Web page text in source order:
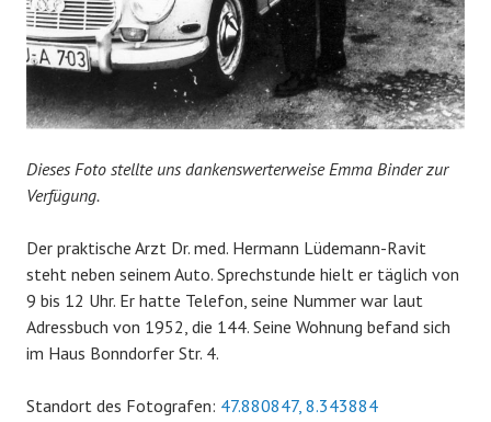
Dieses Foto stellte uns dankenswerterweise Emma Binder zur
Verfügung.
Der praktische Arzt Dr. med. Hermann Lüdemann-Ravit
steht neben seinem Auto. Sprechstunde hielt er täglich von
9 bis 12 Uhr. Er hatte Telefon, seine Nummer war laut
Adressbuch von 1952, die 144. Seine Wohnung befand sich
im Haus Bonndorfer Str. 4.
Standort des Fotografen: 47.880847, 8.343884